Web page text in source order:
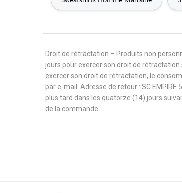
Droit de rétractation – Produits non
jours pour exercer son droit de rétractation
exercer son droit de rétractation, le
par e-mail. Adresse de retour : SC
plus tard dans les quatorze (14) jours
de la commande.